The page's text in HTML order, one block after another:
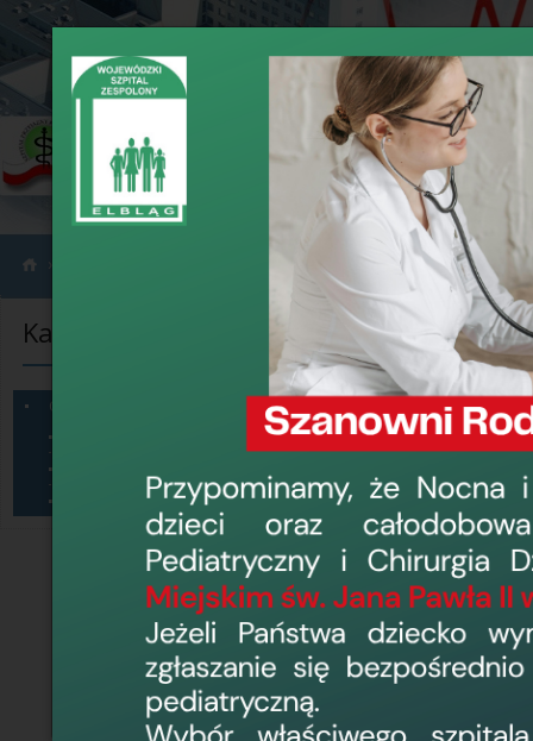
Kategorie informacji
Ogłoszenia
Ogłoszenia
Dzierżawa
sanitarnego
›
Przetarg na
statutową
21 marca 2017,
Wojewódzki
przeznaczonych na